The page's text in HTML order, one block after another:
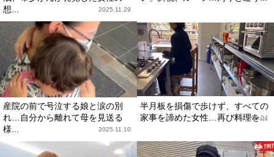
想...
2025.11.29
産院の前で号泣する娘と涙の別
れ…自分から離れて母を見送る
様...
2025.11.10
半月板を損傷で歩けず、すべての
家事を諦めた女性…再び料理を...
2025.08.04